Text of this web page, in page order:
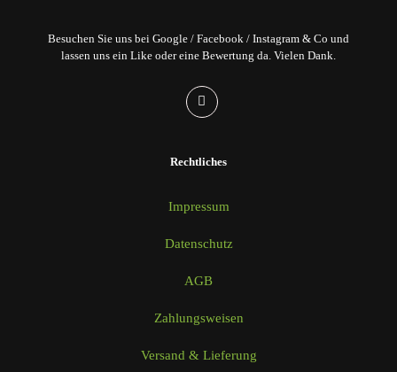
Besuchen Sie uns bei Google / Facebook / Instagram & Co und
lassen uns ein Like oder eine Bewertung da. Vielen Dank.
Rechtliches
Impressum
Datenschutz
AGB
Zahlungsweisen
Versand & Lieferung